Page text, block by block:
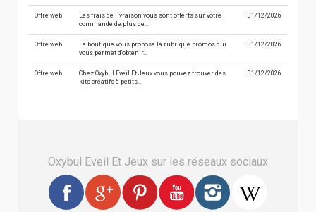
Offre web
Les frais de livraison vous sont offerts sur votre
commande de plus de…
31/12/2026
Offre web
La boutique vous propose la rubrique promos qui
vous permet d'obtenir…
31/12/2026
Offre web
Chez Oxybul Eveil Et Jeux vous pouvez trouver des
kits créatifs à petits…
31/12/2026
Oxybul Eveil Et Jeux sur les réseaux sociaux